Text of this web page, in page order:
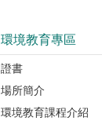
環境教育專區
證書
場所簡介
環境教育課程介紹